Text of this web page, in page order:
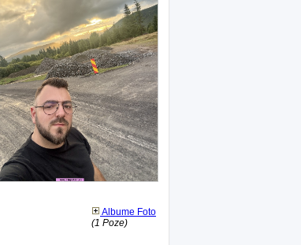
Albume Foto
(1 Poze)